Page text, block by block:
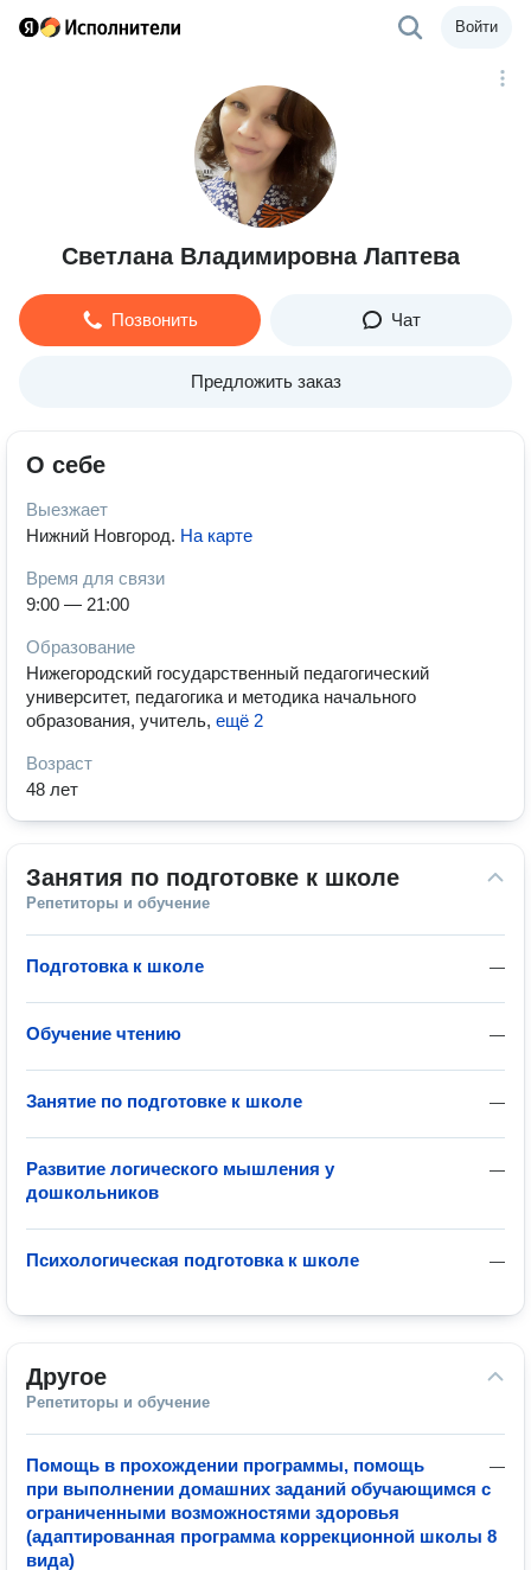
Войти
Светлана Владимировна Лаптева
Позвонить Чат
Предложить заказ
О себе
Выезжает
Нижний Новгород. На карте
Время для связи
9:00 — 21:00
Образование
Нижегородский государственный педагогический
университет, педагогика и методика начального
образования, учитель, ещё 2
Возраст
48 лет
Занятия по подготовке к школе
Репетиторы и обучение
—
Подготовка к школе
—
Обучение чтению
—
Занятие по подготовке к школе
—
Развитие логического мышления у
дошкольников
—
Психологическая подготовка к школе
Другое
Репетиторы и обучение
—
Помощь в прохождении программы, помощь
при выполнении домашних заданий обучающимся с
ограниченными возможностями здоровья
(адаптированная программа коррекционной школы 8
вида)